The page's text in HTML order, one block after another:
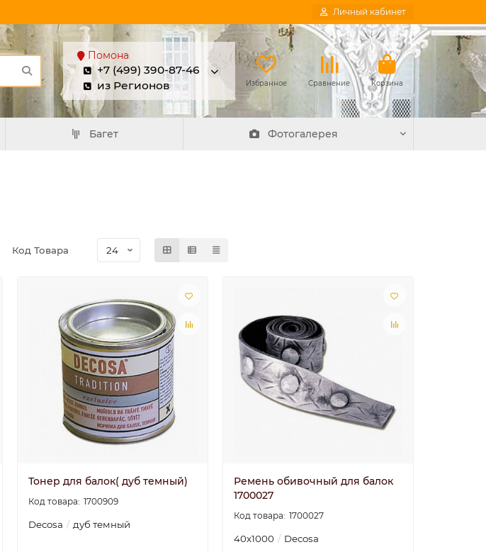
Личный кабинет
Помона
+7 (499) 390-87-46
из Регионов
Избранное Сравнение Корзина
Багет Фотогалерея
Код Товара
Тонер для балок( дуб темный)
1700909
Decosa дуб темный
Ремень обивочный для балок
1700027
1700027
40х1000
Decosa